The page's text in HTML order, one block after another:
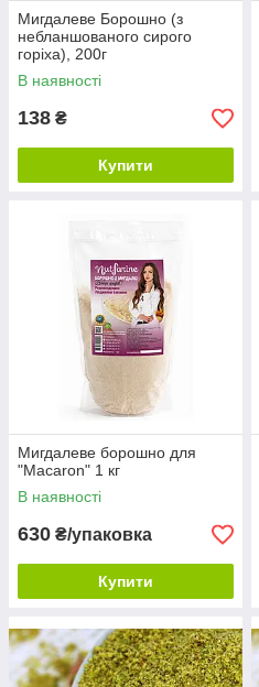
Мигдалеве Борошно (з
небланшованого сирого
горіха), 200г
В наявності
138 ₴
Купити
Мигдалеве борошно для
"Macaron" 1 кг
В наявності
630 ₴/упаковка
Купити